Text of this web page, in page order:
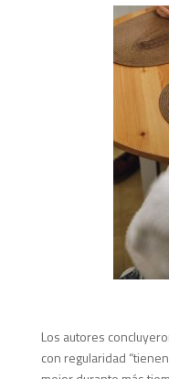
Los autores
con regularidad